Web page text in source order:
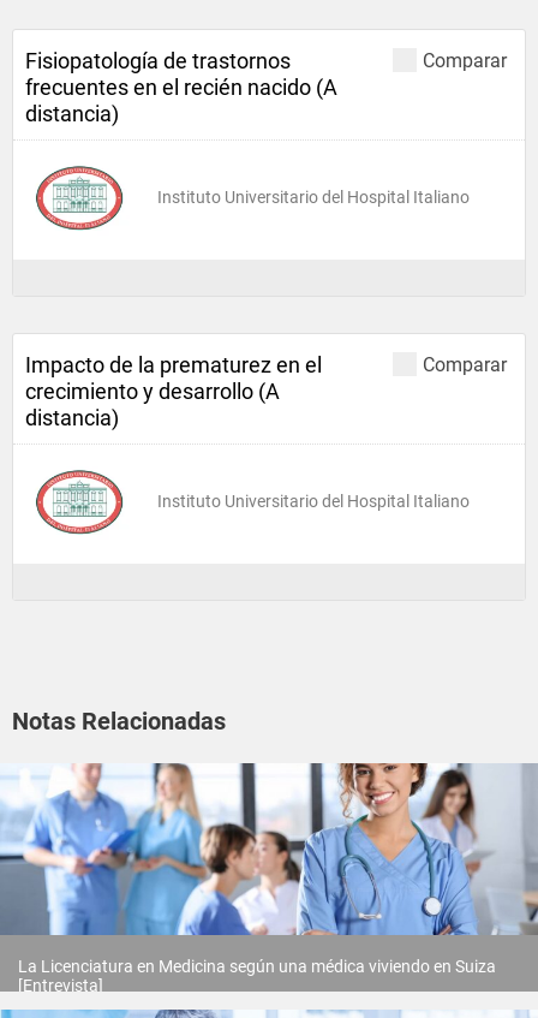
Comparar
Fisiopatología de trastornos
frecuentes en el recién nacido (A
distancia)
Instituto Universitario del Hospital Italiano
Comparar
Impacto de la prematurez en el
crecimiento y desarrollo (A
distancia)
Instituto Universitario del Hospital Italiano
Notas Relacionadas
La Licenciatura en Medicina según una médica viviendo en Suiza
[Entrevista]